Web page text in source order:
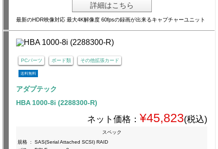
詳細はこちら
最新のHDR映像対応 最大4K解像度 60fpsの録画が出来るキャプチャーユニット
PCパーツ ボード類 その他拡張カード
送料無料
アダプテック
HBA 1000-8i (2288300-R)
ネット価格： ¥45,823(税込)
スペック
規格 :
SAS(Serial Attached SCSI) RAID